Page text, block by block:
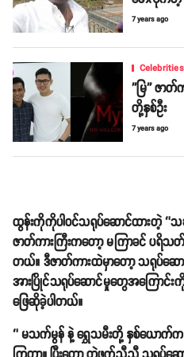
7 years ago
Celebrities
''မြ'' ဇာ
တို့နှစ်ဦး
7 years ago
ထွန်းကိုကိုပါဝင်သရုပ်ဆောင်ထားတဲ့ ‘’သခ
ဇာတ်ကားကြီးကတော့ မကြာခင် ပရိသ
တယ်။ ဒီဇာတ်ကားထဲမှာတော့ သရုပ်ဆေ
အားပြိုင်သရုပ်ဆောင်မှုတွေအကြော
ဖြေဆိုခဲ့ပါတယ်။
‘’ မသက်မွန် နဲ့ ရွှေသမီးတို့ နှစ်ယောက်